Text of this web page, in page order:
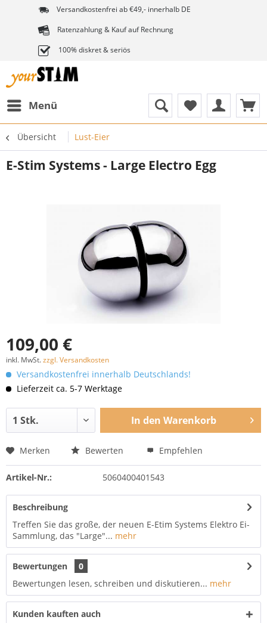
Versandkostenfrei ab €49,- innerhalb DE
Ratenzahlung & Kauf auf Rechnung
100% diskret & seriös
Menü
Übersicht Lust-Eier
E-Stim Systems - Large Electro Egg
109,00 €
inkl. MwSt.zzgl. Versandkosten
Versandkostenfrei innerhalb Deutschlands!
Lieferzeit ca. 5-7 Werktage
In den Warenkorb
Merken Bewerten Empfehlen
Artikel-Nr.: 5060400401543
Beschreibung
Treffen Sie das große, der neuen E-Etim Systems Elektro Ei-
Sammlung, das "Large"... mehr
Bewertungen
0
Bewertungen lesen, schreiben und diskutieren... mehr
Kunden kauften auch